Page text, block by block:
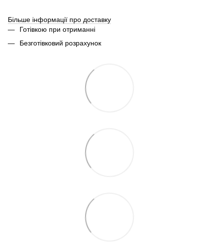
Більше інформації про доставку
Готівкою при отриманні
Безготівковий розрахунок